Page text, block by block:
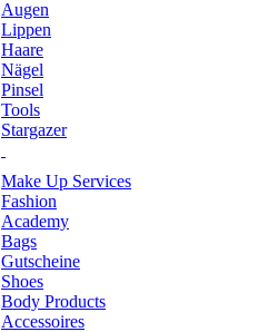
Augen
Lippen
Haare
Nägel
Pinsel
Tools
Stargazer
Make Up Services
Fashion
Academy
Bags
Gutscheine
Shoes
Body Products
Accessoires